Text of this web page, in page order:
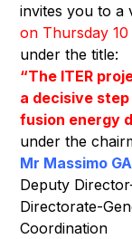
invites you to a
on Thursday
under the title:
“The ITER
a decisive
fusion energy
under the
Mr Massimo
Deputy
Directorate-
Coordination